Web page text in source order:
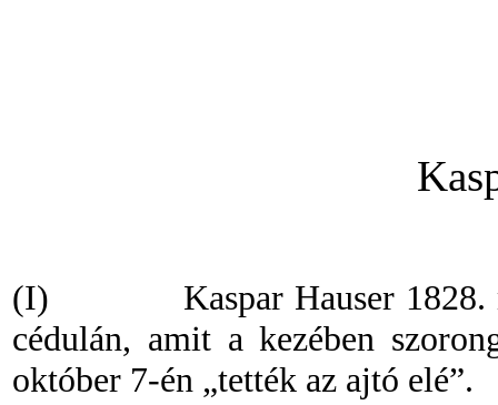
(I)
Kaspar Hauser
cédulán, amit a kezében
október 7-én „tették az ajtó elé”.